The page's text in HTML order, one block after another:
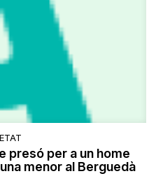
presó per a un home
menor al Berguedà